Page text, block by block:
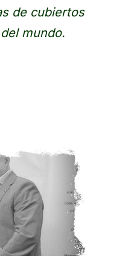
de cubiertos
mundo.